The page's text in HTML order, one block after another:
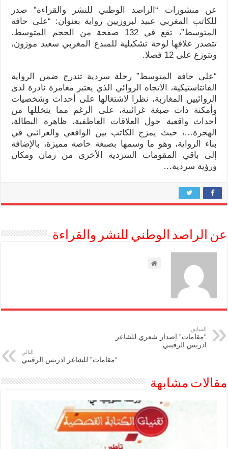
عن منشورات “الراصد الوطني للنشر والقراءة” صدر
للكاتب المغربي عبيد لبروزيين رواية بعنوان: “على حافة
المتوسط”، تقع في 132 صفحة من الحجم المتوسط.
تتصدر غلافها لوحة تشكيلية للمبدع المغربي سعيد موزون،
وتتوزع على 12 فصلا.
“على حافة المتوسط” رحلة سردية تندرج ضمن الرواية
الفانتاستيكية، الاتجاه الروائي الذي يعتبر مغامرة نادرة لدى
الروائيين المغاربة، نظرا لاشتغالها على أحداث وشخصيات
وأمكنة ذات صبغة غرائبية، على الرغم مما يتخللها من
أحداث واقعية حول العلاقات العاطفية، ظاهرة البطالة،
الهجرة…، حيث يمزج الكاتب بين الواقعي والغرائبي في
بناء الرواية، وهو ما وسمها بصبغة خاصة مميزة، بالإضافة
إلى باقي المقومات السردية الأخرى من زمان ومكان
ورؤية سردية…
عن الراصد الوطني للنشر والقراءة
السابق
“مقامات” إصدار شعري للشاعر
ادريس الرقيبي
التالي
“مقامات” للشاعر ادريس الرقيبي
مقالات مشابهة